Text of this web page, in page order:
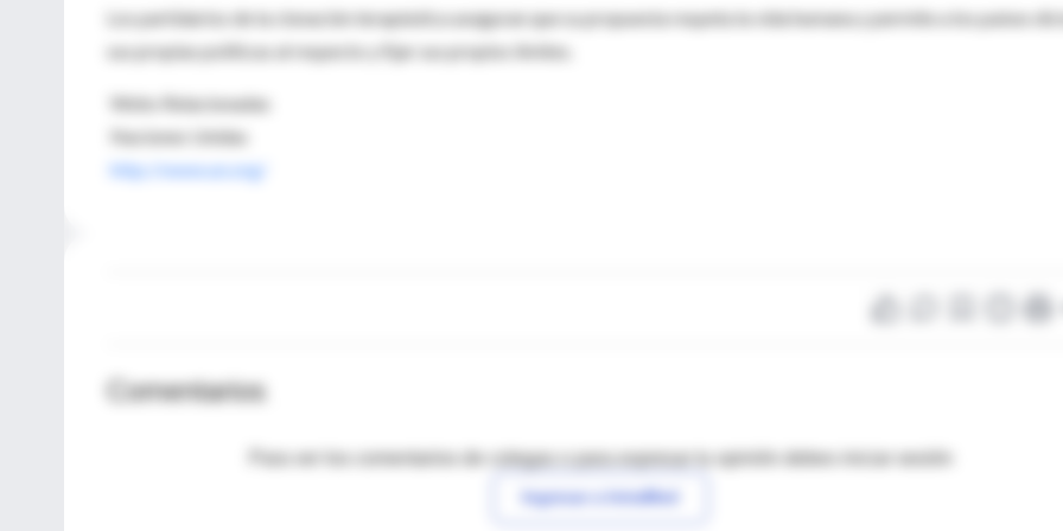
Los partidarios de la clonación terapéutica aseguran que su propuesta respeta la vida humana y permite a los países
sus propias políticas al respecto y fijar sus propios límites.
Webs Relacionadas
Naciones Unidas
http://www.un.org/
Comentarios
Para ver los comentarios de colegas o para expresar tu opinión debes iniciar sesión
Ingresar a IntraMed